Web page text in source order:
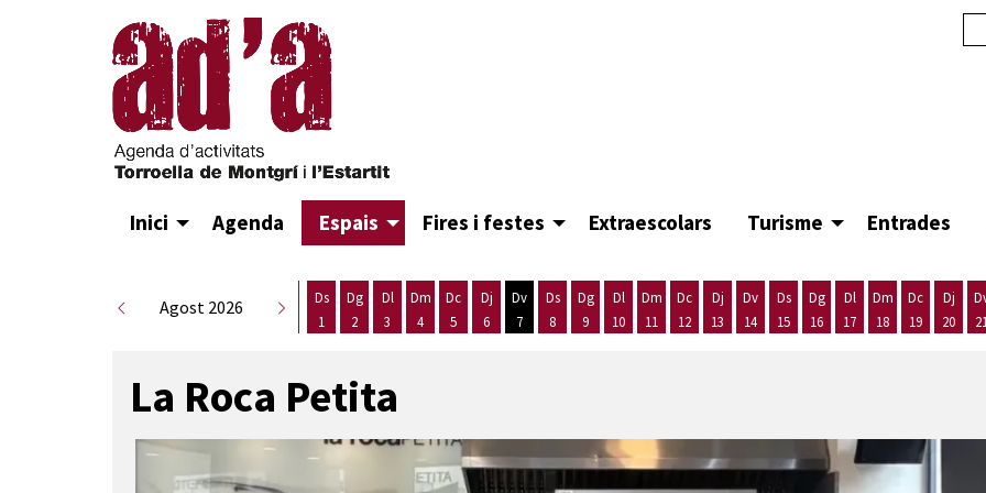
Inici Agenda Espais Fires i festes Extraescolars Turisme Entrades
Agost 2026
Ds
1
Dg
2
Dl
3
Dm
4
Dc
5
Dj
6
Dv
7
Ds
8
Dg
9
Dl
10
Dm
11
Dc
12
Dj
13
Dv
14
Ds
15
Dg
16
Dl
17
Dm
18
Dc
19
Dj
20
La Roca Petita